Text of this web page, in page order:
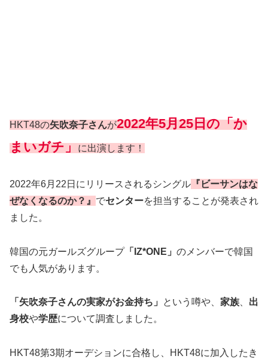
HKT48の矢吹奈子さんが2022年5月25日の「か
まいガチ」に出演します！
2022年6月22日にリリースされるシングル 『ビーサンはな
ぜなくなるのか？』 でセンターを担当することが発表され
ました。
韓国の元ガールズグループ「IZ*ONE」 のメンバーで韓国
でも人気があります。
「矢吹奈子さんの実家がお金持ち」 という噂や、 家族、 出
身校や学歴について調査しました。
HKT48第3期オーデションに合格し、HKT48に加入したき